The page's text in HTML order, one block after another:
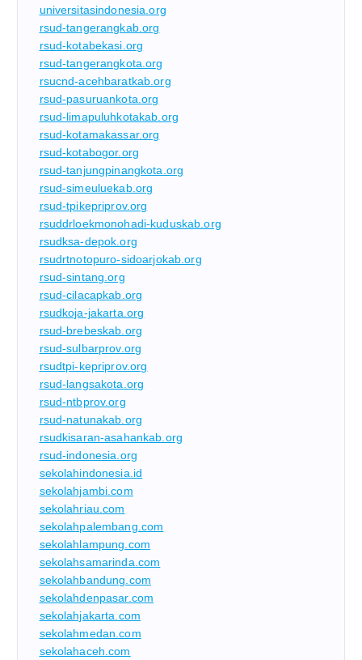
universitasindonesia.org
rsud-tangerangkab.org
rsud-kotabekasi.org
rsud-tangerangkota.org
rsucnd-acehbaratkab.org
rsud-pasuruankota.org
rsud-limapuluhkotakab.org
rsud-kotamakassar.org
rsud-kotabogor.org
rsud-tanjungpinangkota.org
rsud-simeuluekab.org
rsud-tpikepriprov.org
rsuddrloekmonohadi-kuduskab.org
rsudksa-depok.org
rsudrtnotopuro-sidoarjokab.org
rsud-sintang.org
rsud-cilacapkab.org
rsudkoja-jakarta.org
rsud-brebeskab.org
rsud-sulbarprov.org
rsudtpi-kepriprov.org
rsud-langsakota.org
rsud-ntbprov.org
rsud-natunakab.org
rsudkisaran-asahankab.org
rsud-indonesia.org
sekolahindonesia.id
sekolahjambi.com
sekolahriau.com
sekolahpalembang.com
sekolahlampung.com
sekolahsamarinda.com
sekolahbandung.com
sekolahdenpasar.com
sekolahjakarta.com
sekolahmedan.com
sekolahaceh.com